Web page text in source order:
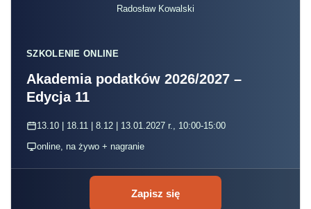
Radosław Kowalski
SZKOLENIE ONLINE
Akademia podatków 2026/2027 –
Edycja 11
13.10 | 18.11 | 8.12 | 13.01.2027 r., 10:00-15:00
online, na żywo + nagranie
Zapisz się